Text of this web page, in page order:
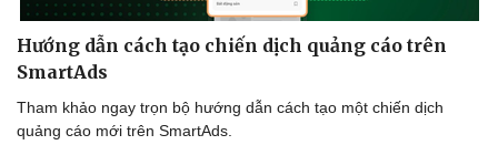
Hướng dẫn cách tạo chiến dịch quảng cáo trên
SmartAds
Tham khảo ngay trọn bộ hướng dẫn cách tạo một chiến dịch
quảng cáo mới trên SmartAds.